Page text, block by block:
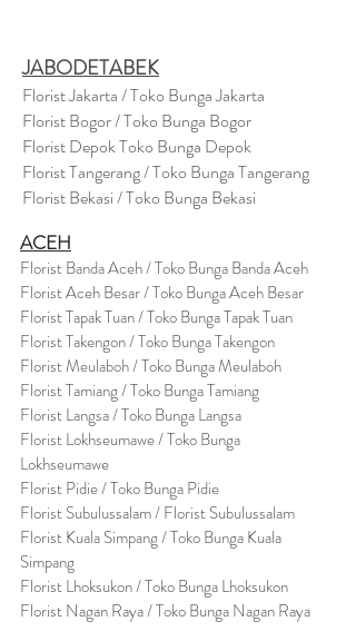
JABODETABEK
Florist Jakarta / Toko Bunga Jakarta
Florist Bogor / Toko Bunga Bogor
Florist Depok Toko Bunga Depok
Florist Tangerang / Toko Bunga Tangerang
Florist Bekasi / Toko Bunga Bekasi
ACEH
Florist Banda Aceh / Toko Bunga Banda Aceh
Florist Aceh Besar / Toko Bunga Aceh Besar
Florist Tapak Tuan / Toko Bunga Tapak Tuan
Florist Takengon / Toko Bunga Takengon
Florist Meulaboh / Toko Bunga Meulaboh
Florist Tamiang / Toko Bunga Tamiang
Florist Langsa / Toko Bunga Langsa
Florist Lokhseumawe / Toko Bunga
Lokhseumawe
Florist Pidie / Toko Bunga Pidie
Florist Subulussalam / Florist Subulussalam
Florist Kuala Simpang / Toko Bunga Kuala
Simpang
Florist Lhoksukon / Toko Bunga Lhoksukon
Florist Nagan Raya / Toko Bunga Nagan Raya